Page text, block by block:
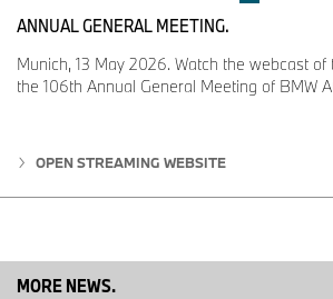
Energieeffizienzkategorie 2025
(01/2025)
- 14,3 kWh/
kombiniert:
Reichweite
ANNUAL GENERAL MEETING.
Munich, 13 May 2026. Watch the webcast
the 106th Annual General Meeting of BMW
OPEN STREAMING WEBSITE
MORE NEWS.